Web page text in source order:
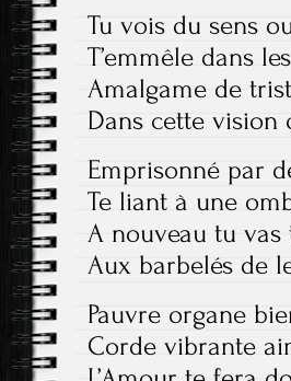
Tu vois du sens
T’emmêle dans
Amalgame de
Dans cette vision
Emprisonné par
Te liant à une
A nouveau tu vas
Aux barbelés de
Pauvre organe
Corde vibrante